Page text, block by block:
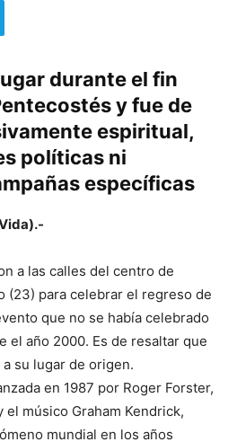
durante el fin
y fue de
espiritual,
políticas ni
específicas
a las calles del centro de
(23) para celebrar el regreso de
que no se había celebrado
el año 2000. Es de resaltar que
su lugar de origen.
en 1987 por Roger Forster,
músico Graham Kendrick,
mundial en los años